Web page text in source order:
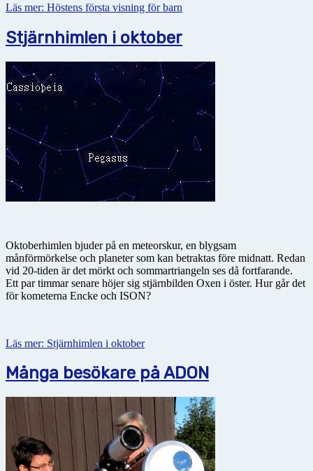
Läs mer: Höstens första visning för barn
Stjärnhimlen i oktober
Oktoberhimlen bjuder på en meteorskur, en blygsam
månförmörkelse och planeter som kan betraktas före midnatt. Redan
vid 20-tiden är det mörkt och sommartriangeln ses då fortfarande.
Ett par timmar senare höjer sig stjärnbilden Oxen i öster. Hur går det
för kometerna Encke och ISON?
Läs mer: Stjärnhimlen i oktober
Många besökare på ADON